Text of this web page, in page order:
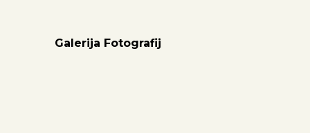
Galerija Fotografij